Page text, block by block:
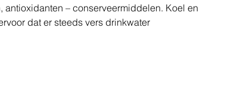
antioxidanten – conserveermiddelen. Koel en
dat er steeds vers drinkwater